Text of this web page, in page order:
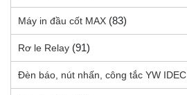
Máy in đầu cốt MAX (83)
Rơ le Relay (91)
Đèn báo, nút nhấn, công tắc YW IDEC